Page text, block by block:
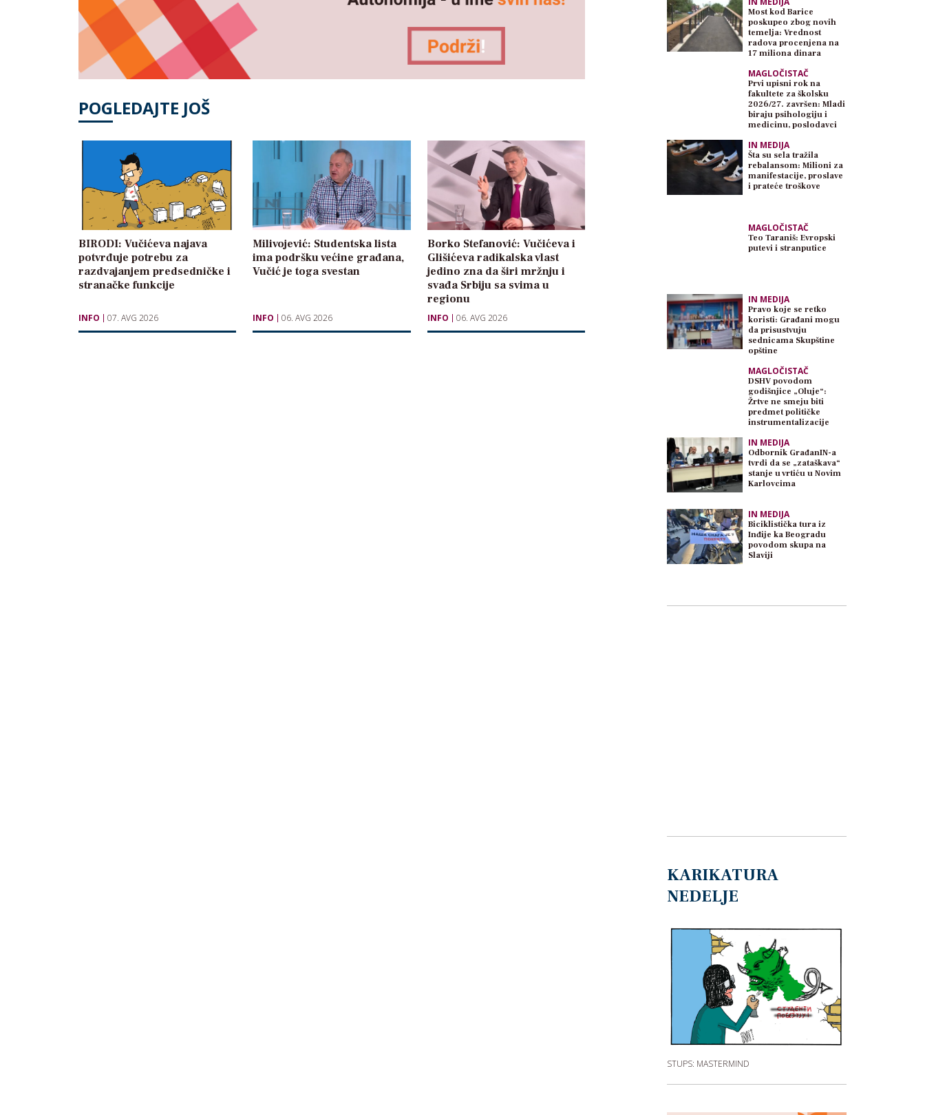
POGLEDAJTE JOŠ
BIRODI: Vučićeva najava
potvrđuje potrebu za
razdvajanjem predsedničke i
stranačke funkcije
INFO 07. AVG 2026
Milivojević: Studentska lista
ima podršku većine građana,
Vučić je toga svestan
INFO 06. AVG 2026
Borko Stefanović: Vučićeva i
Glišićeva radikalska vlast
jedino zna da širi mržnju i
svađa Srbiju sa svima u
regionu
INFO 06. AVG 2026
Most kod Barice
poskupeo zbog novih
temelja: Vrednost
radova procenjena na
17 miliona dinara
MAGLOČISTAČ
Prvi upisni rok na
fakultete za školsku
2026/27. završen: Mladi
biraju psihologiju i
medicinu, poslodavci
IN MEDIJA
Šta su sela tražila
rebalansom: Milioni za
manifestacije, proslave
i prateće troškove
MAGLOČISTAČ
Teo Taraniš: Evropski
putevi i stranputice
IN MEDIJA
Pravo koje se retko
koristi: Građani mogu
da prisustvuju
sednicama Skupštine
opštine
MAGLOČISTAČ
DSHV povodom
godišnjice „Oluje“:
Žrtve ne smeju biti
predmet političke
instrumentalizacije
IN MEDIJA
Odbornik GrađanIN-a
tvrdi da se „zataškava“
stanje u vrtiću u Novim
Karlovcima
IN MEDIJA
Biciklistička tura iz
Inđije ka Beogradu
povodom skupa na
Slaviji
KARIKATURA
NEDELJE
STUPS: MASTERMIND